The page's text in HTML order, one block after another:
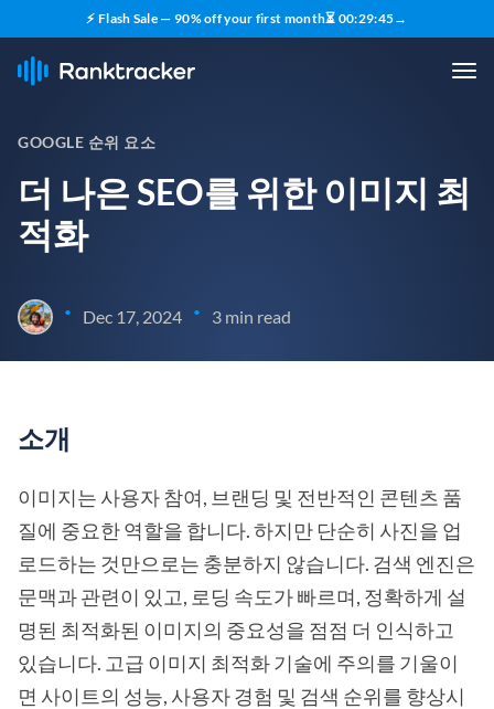
⚡ Flash Sale — 90% off your first month⏳ 00:29:44→
GOOGLE 순위 요소
더 나은 SEO를 위한 이미지 최
적화
• Dec 17, 2024 • 3 min read
소개
이미지는 사용자 참여, 브랜딩 및 전반적인 콘텐츠 품
질에 중요한 역할을 합니다. 하지만 단순히 사진을 업
로드하는 것만으로는 충분하지 않습니다. 검색 엔진은
문맥과 관련이 있고, 로딩 속도가 빠르며, 정확하게 설
명된 최적화된 이미지의 중요성을 점점 더 인식하고
있습니다. 고급 이미지 최적화 기술에 주의를 기울이
면 사이트의 성능, 사용자 경험 및 검색 순위를 향상시